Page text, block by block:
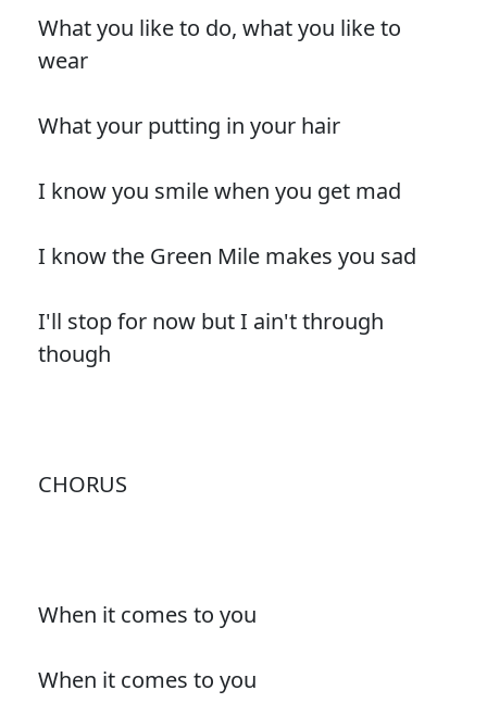
What you like to do, what you like to
wear
What your putting in your hair
I know you smile when you get mad
I know the Green Mile makes you sad
I'll stop for now but I ain't through
though
CHORUS
When it comes to you
When it comes to you